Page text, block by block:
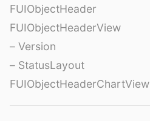
FUIObjectHeader
FUIObjectHeaderView
– Version
– StatusLayout
FUIObjectHeaderChartView